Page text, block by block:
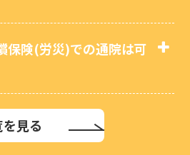
保険(労災)での通院は可
見る